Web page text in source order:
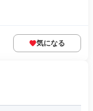
気になる